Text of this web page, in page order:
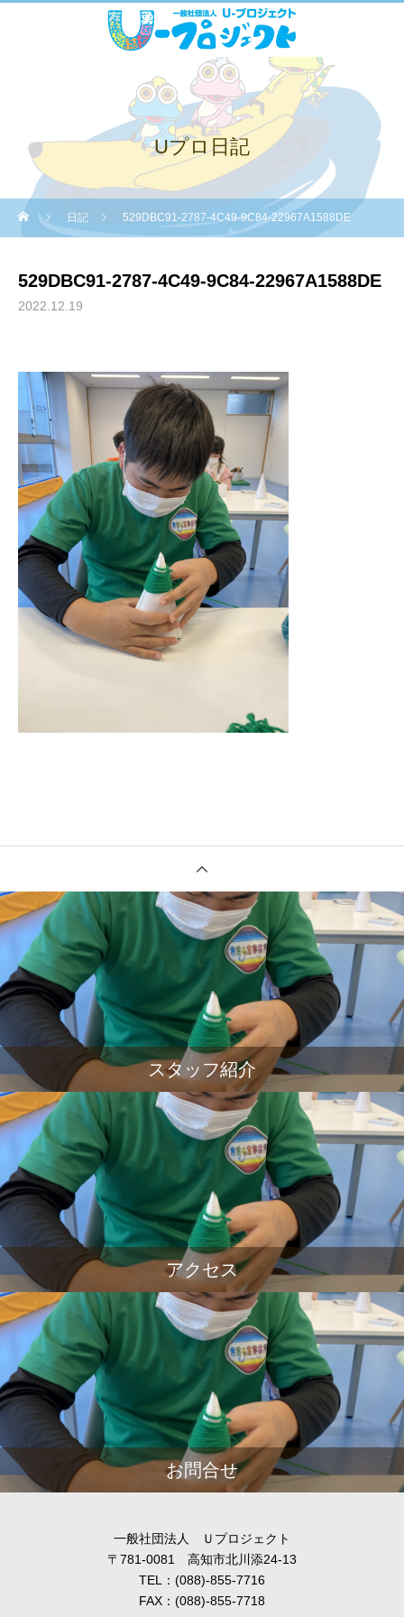
Uプロ日記
日記 529DBC91-2787-4C49-9C84-22967A1588DE
529DBC91-2787-4C49-9C84-22967A1588DE
2022.12.19
スタッフ紹介
アクセス
お問合せ
一般社団法人 Ｕプロジェクト
〒781-0081 高知市北川添24-13
TEL：(088)-855-7716
FAX：(088)-855-7718